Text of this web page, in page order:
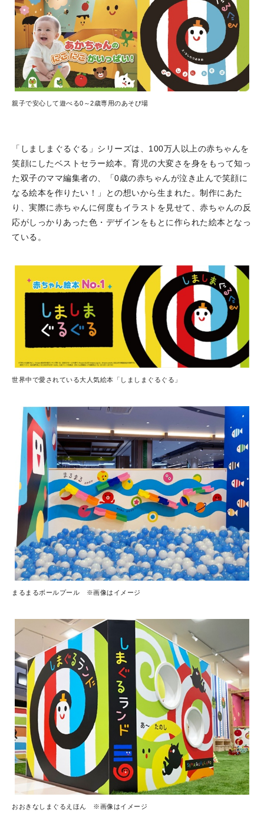
親子で安心して遊べる0～2歳専用のあそび場
「しましまぐるぐる」シリーズは、100万人以上の赤ちゃんを
笑顔にしたベストセラー絵本。育児の大変さを身をもって知っ
た双子のママ編集者の、「0歳の赤ちゃんが泣き止んで笑顔に
なる絵本を作りたい！」との想いから生まれた。制作にあた
り、実際に赤ちゃんに何度もイラストを見せて、赤ちゃんの反
応がしっかりあった色・デザインをもとに作られた絵本となっ
ている。
世界中で愛されている大人気絵本「しましまぐるぐる」
まるまるボールプール ※画像はイメージ
おおきなしまぐるえほん ※画像はイメージ